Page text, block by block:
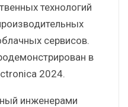
технологий
сервисов.
в
2024.
инженерами